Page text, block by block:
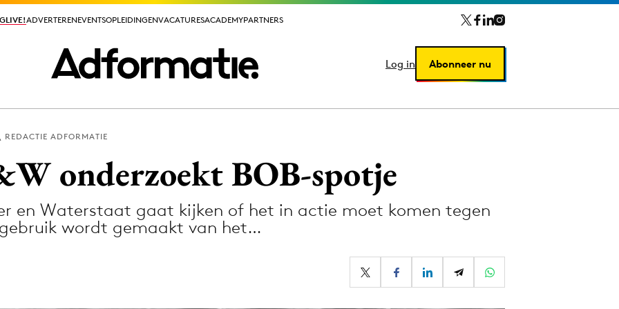
ADVERTERENEVENTSOPLEIDINGENVACATURESACADEMYPARTNERS
Log in Abonneer nu
ADVERTERENEVENTSOPLEIDINGENVACATURESACADEMYPARTNERS
Log in Abonneer nu
REDACTIE ADFORMATIE
onderzoekt BOB-spotje
en Waterstaat gaat kijken of het in actie moet komen tegen
wordt gemaakt van het…